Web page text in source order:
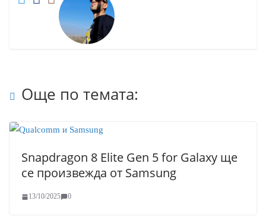
Още по темата:
Snapdragon 8 Elite Gen 5 for Galaxy ще
се произвежда от Samsung
13/10/2025 0